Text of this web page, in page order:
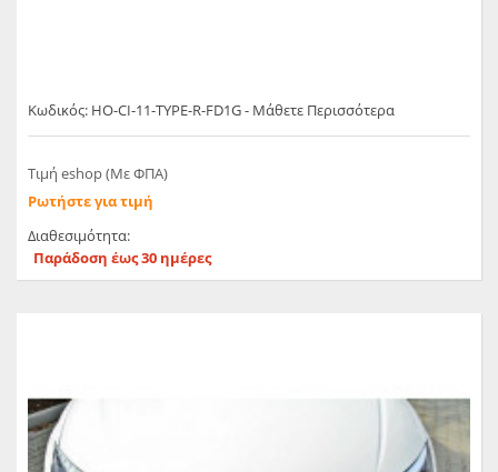
Κωδικός: HO-CI-11-TYPE-R-FD1G - Μάθετε Περισσότερα
Τιμή eshop (Με ΦΠΑ)
Ρωτήστε για τιμή
Διαθεσιμότητα:
Παράδοση έως 30 ημέρες